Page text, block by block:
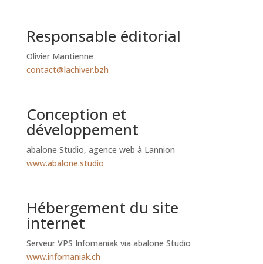
Responsable éditorial
Olivier Mantienne
contact@lachiver.bzh
Conception et
développement
abalone Studio, agence web à Lannion
www.abalone.studio
Hébergement du site
internet
Serveur VPS Infomaniak via abalone Studio
www.infomaniak.ch